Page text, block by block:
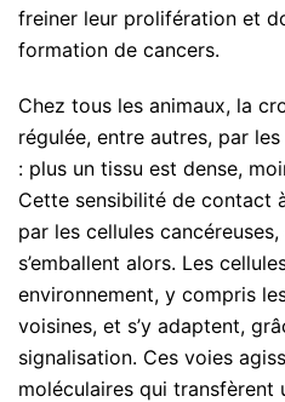
freiner leur prolifération et
formation de cancers.
Chez tous les animaux, la
régulée, entre autres, par
: plus un tissu est dense,
Cette sensibilité de contact
par les cellules
s’emballent alors. Les
environnement, y compris
voisines, et s’y adaptent,
signalisation. Ces voies
moléculaires qui transfèrent